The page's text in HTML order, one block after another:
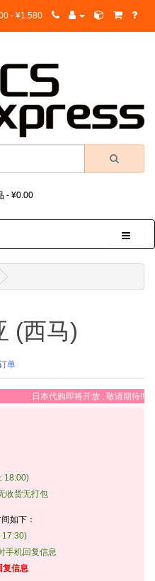
- ¥1.580
- ¥0.00
(西马)
单
日本代购即将开放 , 敬请期待!!
18:00)
收货无打包
如下：
17:30)
手机回复信息
复信息